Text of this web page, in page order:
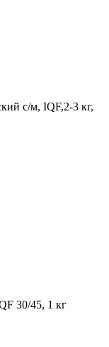
с/м, IQF,2-3 кг,
30/45, 1 кг